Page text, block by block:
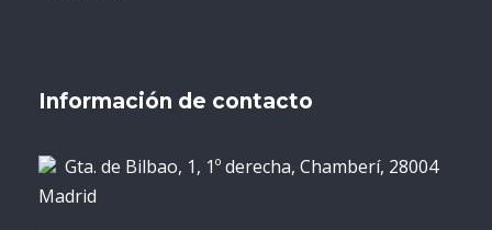
Información de contacto
Gta. de Bilbao, 1, 1º derecha, Chamberí, 28004
Madrid